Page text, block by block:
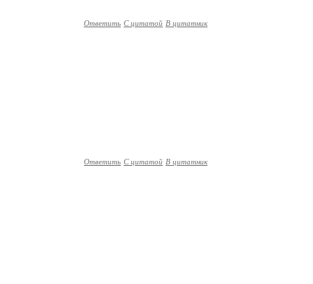
Ответить С цитатой В цитатник
Ответить С цитатой В цитатник